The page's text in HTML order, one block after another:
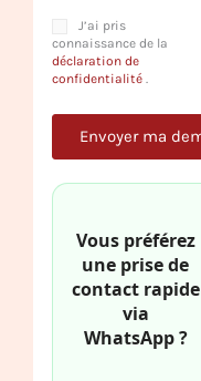
J’ai pris
connaissance de la
déclaration de
confidentialité
Vous préférez
une prise de
contact rapide
via
WhatsApp ?